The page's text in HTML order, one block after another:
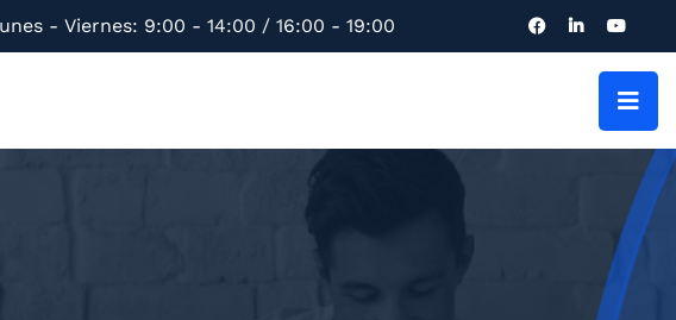
- Viernes: 9:00 - 14:00 / 16:00 - 19:00